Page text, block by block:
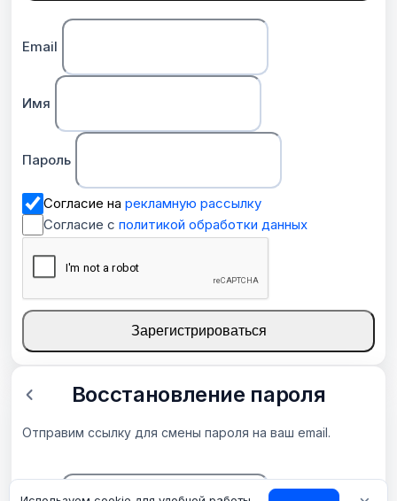
Email
Имя
Пароль
Согласие на рекламную рассылку
Согласие с политикой обработки данных
Зарегистрироваться
Восстановление пароля
Отправим ссылку для смены пароля на ваш email.